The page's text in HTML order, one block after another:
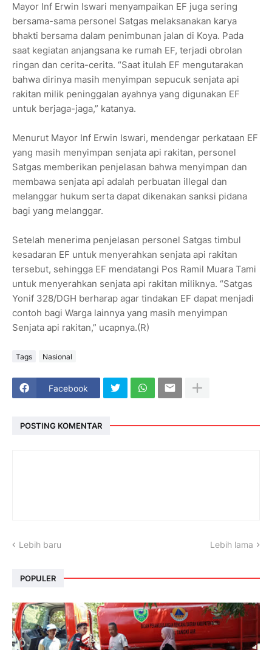
Mayor Inf Erwin Iswari menyampaikan EF juga sering
bersama-sama personel Satgas melaksanakan karya
bhakti bersama dalam penimbunan jalan di Koya. Pada
saat kegiatan anjangsana ke rumah EF, terjadi obrolan
ringan dan cerita-cerita. “Saat itulah EF mengutarakan
bahwa dirinya masih menyimpan sepucuk senjata api
rakitan milik peninggalan ayahnya yang digunakan EF
untuk berjaga-jaga,” katanya.
Menurut Mayor Inf Erwin Iswari, mendengar perkataan EF
yang masih menyimpan senjata api rakitan, personel
Satgas memberikan penjelasan bahwa menyimpan dan
membawa senjata api adalah perbuatan illegal dan
melanggar hukum serta dapat dikenakan sanksi pidana
bagi yang melanggar.
Setelah menerima penjelasan personel Satgas timbul
kesadaran EF untuk menyerahkan senjata api rakitan
tersebut, sehingga EF mendatangi Pos Ramil Muara Tami
untuk menyerahkan senjata api rakitan miliknya. “Satgas
Yonif 328/DGH berharap agar tindakan EF dapat menjadi
contoh bagi Warga lainnya yang masih menyimpan
Senjata api rakitan,” ucapnya.(R)
Tags Nasional
Facebook
POSTING KOMENTAR
Lebih baru Lebih lama
POPULER